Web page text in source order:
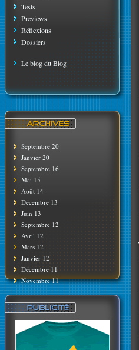
Tests
Previews
Réflexions
Dossiers
Le blog du Blog
Septembre 20
Janvier 20
Septembre 16
Mai 15
Août 14
Décembre 13
Juin 13
Septembre 12
Avril 12
Mars 12
Janvier 12
Décembre 11
Novembre 11